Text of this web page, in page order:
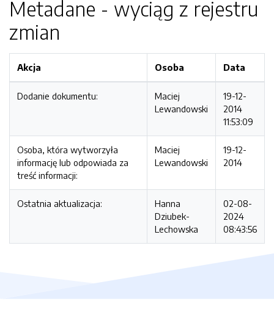
Metadane - wyciąg z rejestru
zmian
Akcja Osoba Data
Dodanie dokumentu:
Maciej
Lewandowski
19-12-
2014
11:53:09
Osoba, która wytworzyła
informację lub odpowiada za
treść informacji:
Maciej
Lewandowski
19-12-
2014
Ostatnia aktualizacja:
Hanna
Dziubek-
Lechowska
02-08-
2024
08:43:56